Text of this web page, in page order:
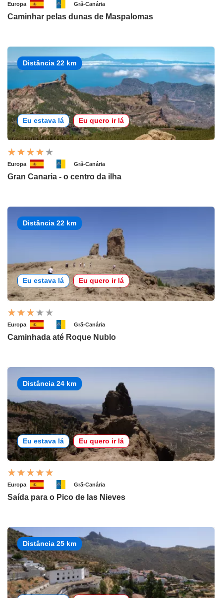
Europa Grã-Canária
Caminhar pelas dunas de Maspalomas
Distância 22 km
Eu estava lá Eu quero ir lá
Europa Grã-Canária
Gran Canaria - o centro da ilha
Distância 22 km
Eu estava lá Eu quero ir lá
Europa Grã-Canária
Caminhada até Roque Nublo
Distância 24 km
Eu estava lá Eu quero ir lá
Europa Grã-Canária
Saída para o Pico de las Nieves
Distância 25 km